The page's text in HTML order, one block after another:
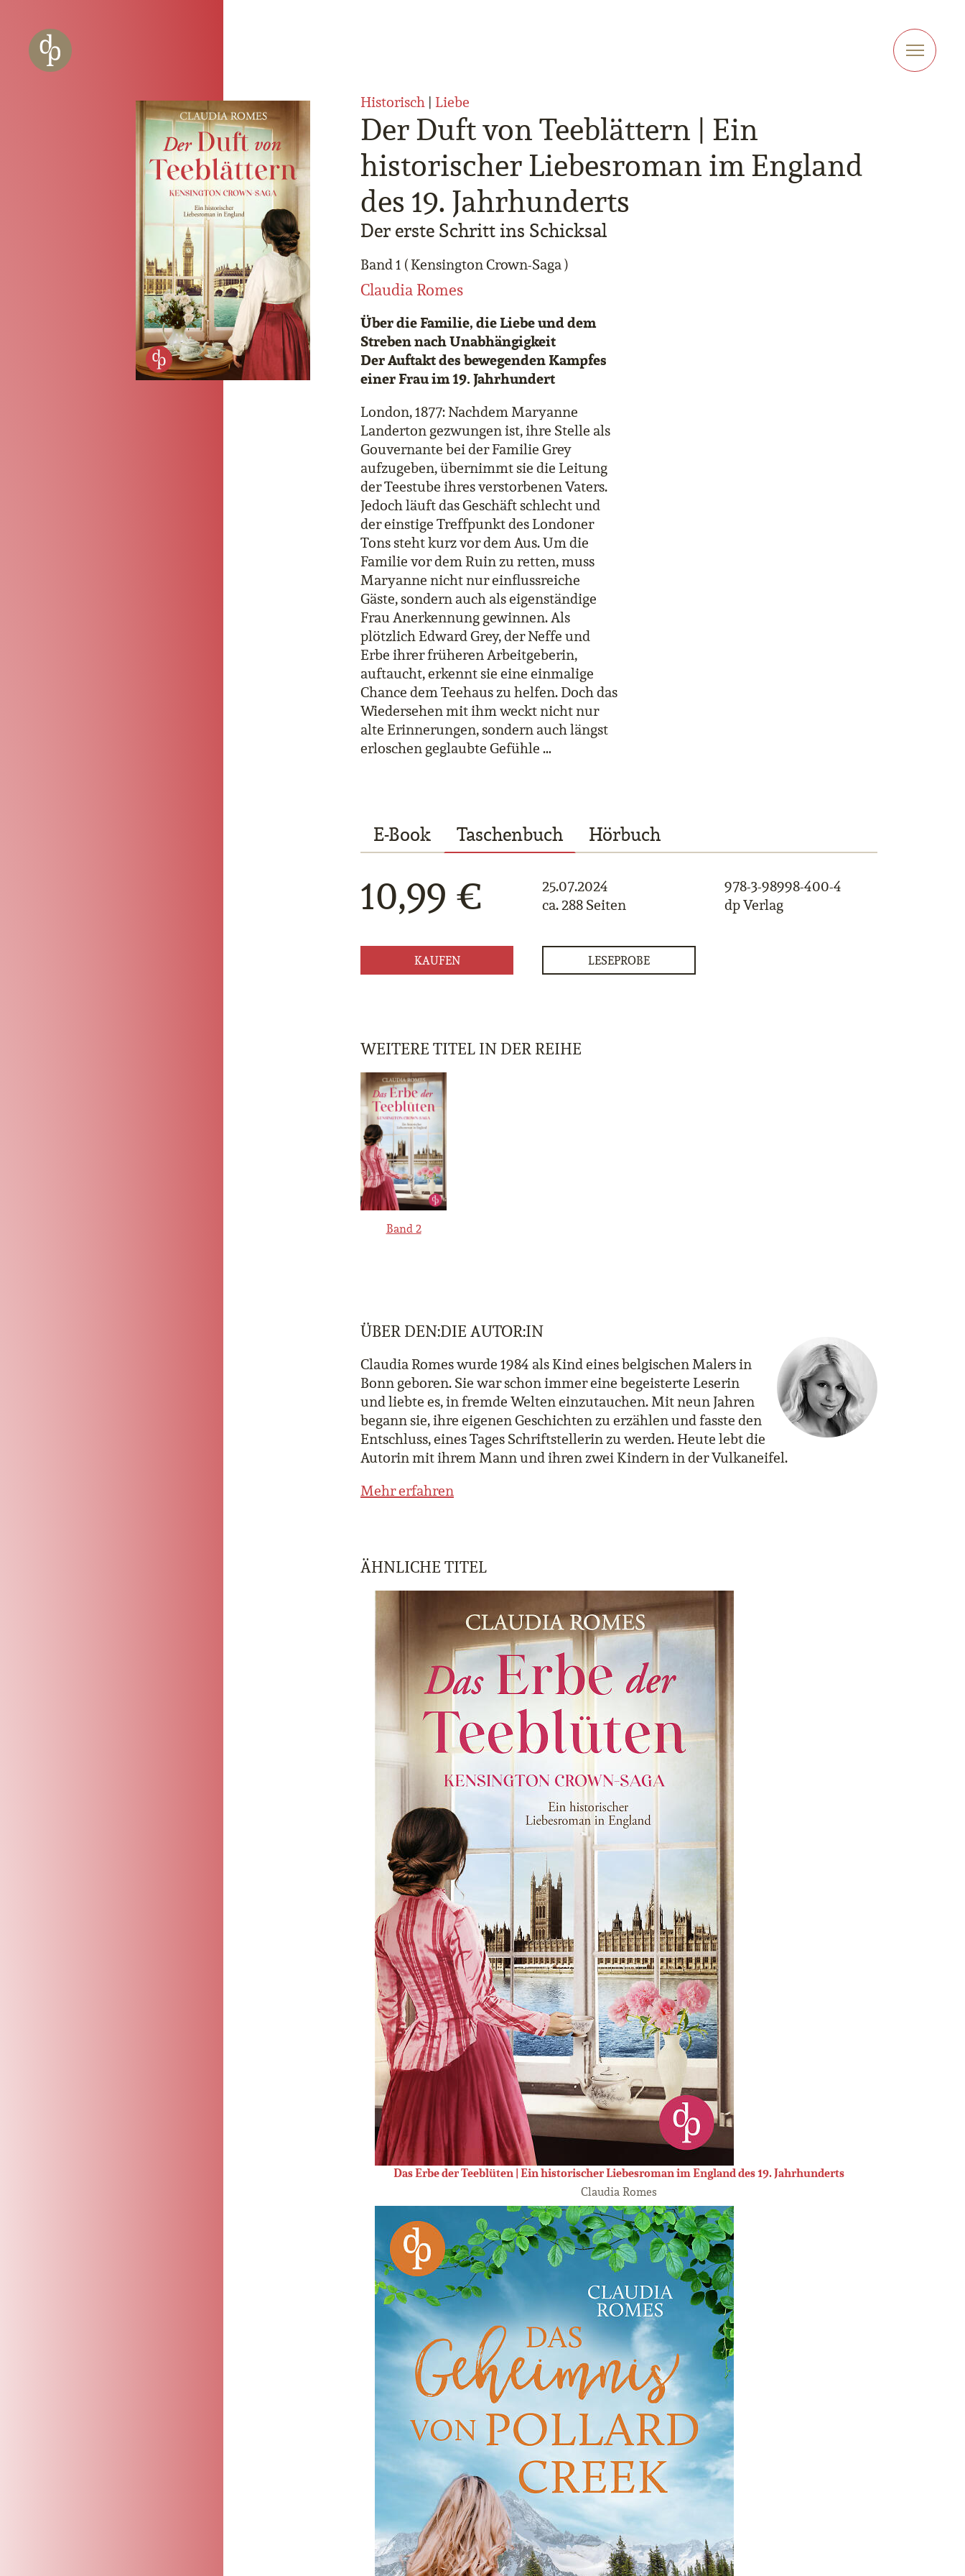
Zur Navigation springen
Zur Website-Suche springen
Der Duft von Teeblättern | Ein
historischer Liebesroman im England
des 19. Jahrhunderts
Der erste Schritt ins Schicksal
Band 1 ( Kensington Crown-Saga )
Claudia Romes
Historisch | Liebe
Über die Familie, die Liebe und dem
Streben nach Unabhängigkeit
Der Auftakt des bewegenden Kampfes
einer Frau im 19. Jahrhundert
London, 1877: Nachdem Maryanne
Landerton gezwungen ist, ihre Stelle als
Gouvernante bei der Familie Grey
aufzugeben, übernimmt sie die Leitung
der Teestube ihres verstorbenen Vaters.
Jedoch läuft das Geschäft schlecht und
der einstige Treffpunkt des Londoner
Tons steht kurz vor dem Aus. Um die
Familie vor dem Ruin zu retten, muss
Maryanne nicht nur einflussreiche
Gäste, sondern auch als eigenständige
Frau Anerkennung gewinnen. Als
plötzlich Edward Grey, der Neffe und
Erbe ihrer früheren Arbeitgeberin,
auftaucht, erkennt sie eine einmalige
Chance dem Teehaus zu helfen. Doch das
Wiedersehen mit ihm weckt nicht nur
alte Erinnerungen, sondern auch längst
erloschen geglaubte Gefühle …
E-Book Taschenbuch Hörbuch
10,99 €
25.07.2024
ca. 288 Seiten
978-3-98998-400-4
dp Verlag
KAUFEN LESEPROBE
WEITERE TITEL IN DER REIHE
Band 2
ÜBER DEN:DIE AUTOR:IN
Claudia Romes wurde 1984 als Kind eines belgischen Malers in
Bonn geboren. Sie war schon immer eine begeisterte Leserin
und liebte es, in fremde Welten einzutauchen. Mit neun Jahren
begann sie, ihre eigenen Geschichten zu erzählen und fasste den
Entschluss, eines Tages Schriftstellerin zu werden. Heute lebt die
Autorin mit ihrem Mann und ihren zwei Kindern in der Vulkaneifel.
Mehr erfahren
ÄHNLICHE TITEL
Das Erbe der Teeblüten | Ein historischer Liebesroman im England des 19. Jahrhunderts
Claudia Romes